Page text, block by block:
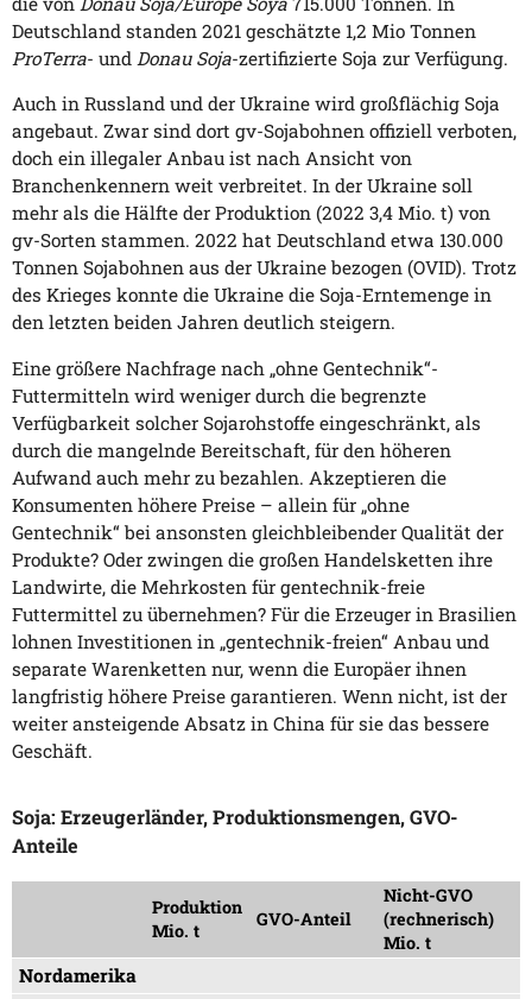
Deutschland standen 2021 geschätzte 1,2 Mio Tonnen
ProTerra- und Donau Soja-zertifizierte Soja zur Verfügung.
Auch in Russland und der Ukraine wird großflächig Soja
angebaut. Zwar sind dort gv-Sojabohnen offiziell verboten,
doch ein illegaler Anbau ist nach Ansicht von
Branchenkennern weit verbreitet. In der Ukraine soll
mehr als die Hälfte der Produktion (2022 3,4 Mio. t) von
gv-Sorten stammen. 2022 hat Deutschland etwa 130.000
Tonnen Sojabohnen aus der Ukraine bezogen (OVID). Trotz
des Krieges konnte die Ukraine die Soja-Erntemenge in
den letzten beiden Jahren deutlich steigern.
Eine größere Nachfrage nach „ohne Gentechnik“-
Futtermitteln wird weniger durch die begrenzte
Verfügbarkeit solcher Sojarohstoffe eingeschränkt, als
durch die mangelnde Bereitschaft, für den höheren
Aufwand auch mehr zu bezahlen. Akzeptieren die
Konsumenten höhere Preise – allein für „ohne
Gentechnik“ bei ansonsten gleichbleibender Qualität der
Produkte? Oder zwingen die großen Handelsketten ihre
Landwirte, die Mehrkosten für gentechnik-freie
Futtermittel zu übernehmen? Für die Erzeuger in Brasilien
lohnen Investitionen in „gentechnik-freien“ Anbau und
separate Warenketten nur, wenn die Europäer ihnen
langfristig höhere Preise garantieren. Wenn nicht, ist der
weiter ansteigende Absatz in China für sie das bessere
Geschäft.
Soja: Erzeugerländer, Produktionsmengen, GVO-
Anteile
Produktion
Mio. t
GVO-Anteil
Nicht-GVO
(rechnerisch)
Mio. t
Nordamerika